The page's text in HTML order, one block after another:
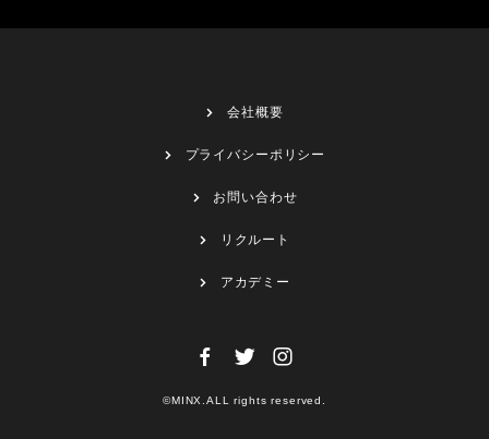
会社概要
プライバシーポリシー
お問い合わせ
リクルート
アカデミー
©MINX.ALL rights reserved.